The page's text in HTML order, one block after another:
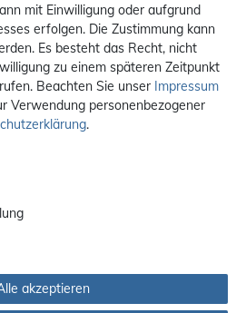
mit Einwilligung oder aufgrund
erfolgen. Die Zustimmung kann
Es besteht das Recht, nicht
zu einem späteren Zeitpunkt
Beachten Sie unser Impressum
Verwendung personenbezogener
.
akzeptieren